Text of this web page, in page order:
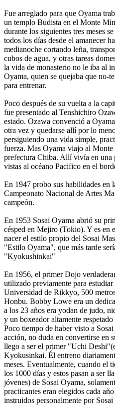
Fue arreglado para que Oyama
un templo Budista en el Monte
durante los siguientes tres meses
todos los días desde el amanecer
medianoche cortando leña,
cubos de agua, y otras tareas
la vida de monasterio no le iba al
Oyama, quien se quejaba que no-
para entrenar.
Poco después de su vuelta a la
fue presentado al Tenshichiro
estado. Ozawa convenció a
otra vez y quedarse allí por lo
persiguiendo una vida simple,
fuerza. Mas Oyama viajo al
prefectura Chiba. Allí vivía en una
vistas al océano Pacifico en el
En 1947 probo sus habilidades en
Campeonato Nacional de Artes
campeón.
En 1953 Sosai Oyama abrió su
césped en Mejiro (Tokio). Y es en
nacer el estilo propio del Sosai
"Estilo Oyama", que más tarde
"Kyokushinkai"
En 1956, el primer Dojo
utilizado previamente para
Universidad de Rikkyo, 500
Honbu. Bobby Lowe era un
a los 23 años era yodan de judo,
y un boxeador altamente
Poco tiempo de haber visto a
acción, no duda en convertirse en
llego a ser el primer "Uchi
Kyokusinkai. Él entreno
meses. Eventualmente, cuando el
los 1000 días y estos pasan a ser
jóvenes) de Sosai Oyama,
practicantes eran elegidos cada
instruidos personalmente por